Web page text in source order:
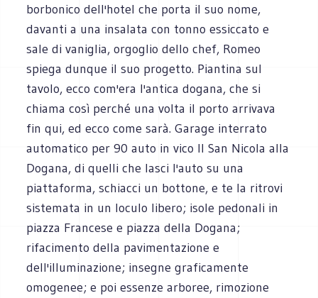
borbonico dell'hotel che porta il suo nome,
davanti a una insalata con tonno essiccato e
sale di vaniglia, orgoglio dello chef, Romeo
spiega dunque il suo progetto. Piantina sul
tavolo, ecco com'era l'antica dogana, che si
chiama così perché una volta il porto arrivava
fin qui, ed ecco come sarà. Garage interrato
automatico per 90 auto in vico II San Nicola alla
Dogana, di quelli che lasci l'auto su una
piattaforma, schiacci un bottone, e te la ritrovi
sistemata in un loculo libero; isole pedonali in
piazza Francese e piazza della Dogana;
rifacimento della pavimentazione e
dell'illuminazione; insegne graficamente
omogenee; e poi essenze arboree, rimozione